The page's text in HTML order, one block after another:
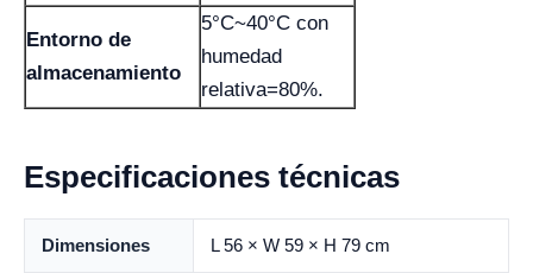
Entorno de
almacenamiento
5°C~40°C con
humedad
relativa=80%.
Especificaciones técnicas
Dimensiones L 56 × W 59 × H 79 cm